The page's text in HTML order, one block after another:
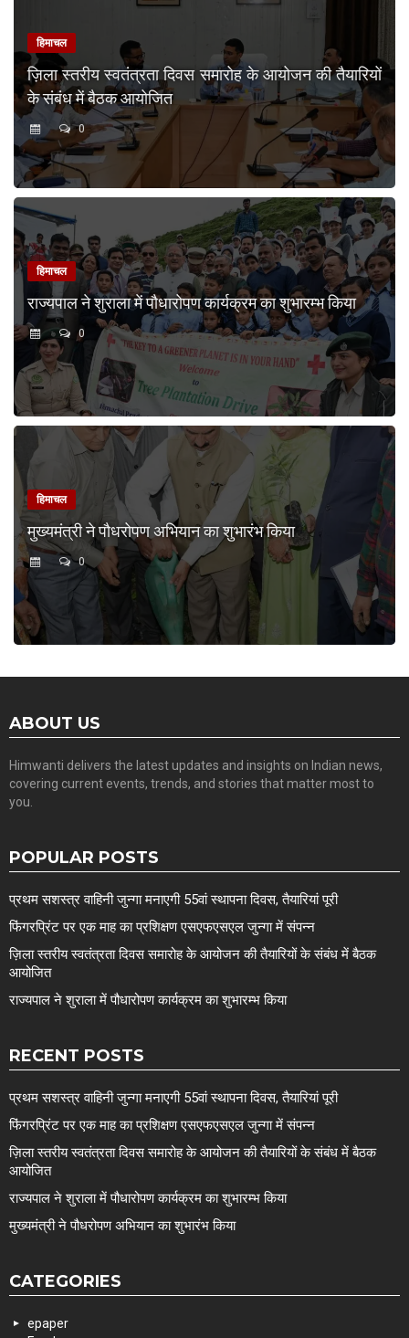
हिमाचल
ज़िला स्तरीय स्वतंत्रता दिवस समारोह के आयोजन की तैयारियों
के संबंध में बैठक आयोजित
0
हिमाचल
राज्यपाल ने शुराला में पौधारोपण कार्यक्रम का शुभारम्भ किया
0
हिमाचल
मुख्यमंत्री ने पौधरोपण अभियान का शुभारंभ किया
0
ABOUT US
Himwanti delivers the latest updates and insights on Indian news,
covering current events, trends, and stories that matter most to
you.
POPULAR POSTS
प्रथम सशस्त्र वाहिनी जुन्गा मनाएगी 55वां स्थापना दिवस, तैयारियां पूरी
फिंगरप्रिंट पर एक माह का प्रशिक्षण एसएफएसएल जुन्गा में संपन्न
ज़िला स्तरीय स्वतंत्रता दिवस समारोह के आयोजन की तैयारियों के संबंध में बैठक
आयोजित
राज्यपाल ने शुराला में पौधारोपण कार्यक्रम का शुभारम्भ किया
RECENT POSTS
प्रथम सशस्त्र वाहिनी जुन्गा मनाएगी 55वां स्थापना दिवस, तैयारियां पूरी
फिंगरप्रिंट पर एक माह का प्रशिक्षण एसएफएसएल जुन्गा में संपन्न
ज़िला स्तरीय स्वतंत्रता दिवस समारोह के आयोजन की तैयारियों के संबंध में बैठक
आयोजित
राज्यपाल ने शुराला में पौधारोपण कार्यक्रम का शुभारम्भ किया
मुख्यमंत्री ने पौधरोपण अभियान का शुभारंभ किया
CATEGORIES
epaper